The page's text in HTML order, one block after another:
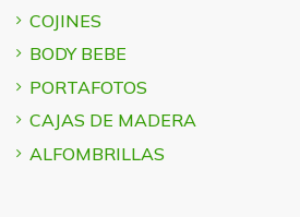
COJINES
BODY BEBE
PORTAFOTOS
CAJAS DE MADERA
ALFOMBRILLAS